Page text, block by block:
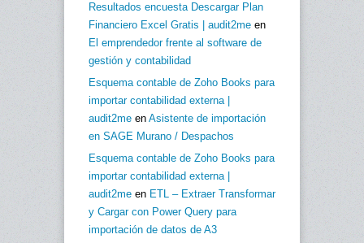
Resultados encuesta Descargar Plan
Financiero Excel Gratis | audit2me en
El emprendedor frente al software de
gestión y contabilidad
Esquema contable de Zoho Books para
importar contabilidad externa |
audit2me en Asistente de importación
en SAGE Murano / Despachos
Esquema contable de Zoho Books para
importar contabilidad externa |
audit2me en ETL – Extraer Transformar
y Cargar con Power Query para
importación de datos de A3